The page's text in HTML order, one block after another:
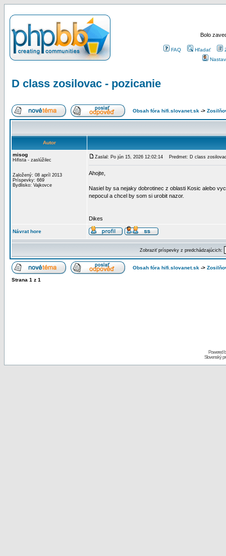
Bolo
FAQ Hľadať
D class zosilovac - pozicanie
Obsah fóra hifi.slovanet.sk ->
Autor
misog
Hifista - zaslúžilec
Založený: 08 apríl 2013
Príspevky: 669
Bydlisko: Vajkovce
Zaslal: Po jún 15, 2026 12:02:14 Predmet: D class
Ahojte,
Nasiel by sa nejaky dobrotinec z oblasti Kosic alebo
nepocul a chcel by som si urobit nazor.
Dikes
Návrat hore
Zobraziť príspevky z predchádzajúcich:
Obsah fóra hifi.slovanet.sk ->
Strana 1 z 1
Powered
Slovenský